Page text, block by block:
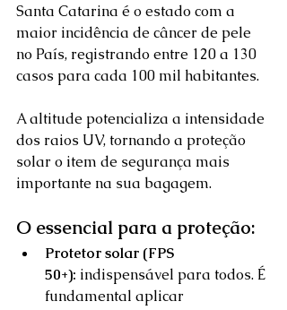
Santa Catarina é o estado com a
maior incidência de câncer de pele
no País, registrando entre 120 a 130
casos para cada 100 mil habitantes.
A altitude potencializa a intensidade
dos raios UV, tornando a proteção
solar o item de segurança mais
importante na sua bagagem.
O essencial para a proteção:
Protetor solar (FPS
50+): indispensável para todos. É
fundamental aplicar